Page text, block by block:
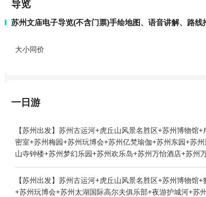
导览
苏州文庙电子导览(不含门票)手绘地图、语音讲解、路线
大小同价
一日游
【苏州出发】苏州古运河+虎丘山风景名胜区+苏州博物
密室+苏州梅园+苏州玩博会+苏州亿梵瑜伽+苏州东园+苏
山寺钟楼+苏州梦幻乐园+苏州欢乐岛+苏州万怡酒店+苏
1日游
【苏州出发】苏州古运河+虎丘山风景名胜区+苏州博物
+苏州玩博会+苏州太湖国际高尔夫俱乐部+夜游护城河+苏